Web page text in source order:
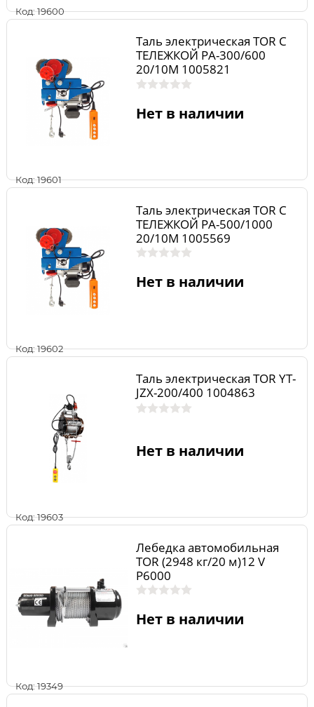
Код: 19600
Код: 19601
Таль электрическая TOR С
ТЕЛЕЖКОЙ PA-300/600
20/10M 1005821
Нет в наличии
Код: 19602
Таль электрическая TOR С
ТЕЛЕЖКОЙ PA-500/1000
20/10M 1005569
Нет в наличии
Код: 19603
Таль электрическая TOR YT-
JZX-200/400 1004863
Нет в наличии
Код: 19349
Лебедка автомобильная
TOR (2948 кг/20 м)12 V
P6000
Нет в наличии